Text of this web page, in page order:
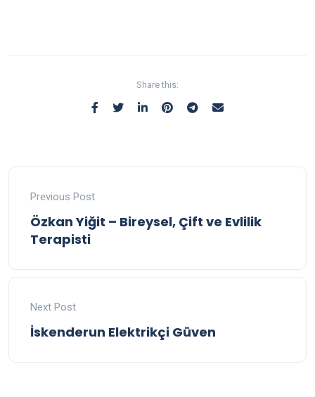
Share this:
Previous Post
Özkan Yiğit – Bireysel, Çift ve Evlilik
Terapisti
Next Post
İskenderun Elektrikçi Güven